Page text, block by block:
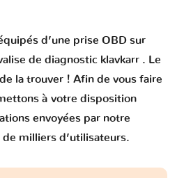
d’une prise OBD sur
de diagnostic klavkarr . Le
la trouver ! Afin de vous faire
à votre disposition
envoyées par notre
milliers d’utilisateurs.